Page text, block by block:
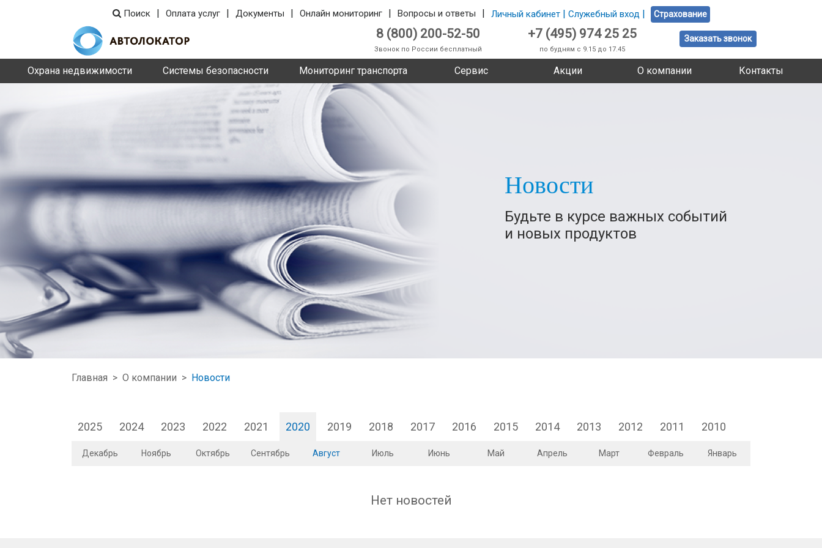
Поиск | Оплата услуг | Документы | Онлайн мониторинг | Вопросы и ответы | Личный кабинет | Служебный вход | Страхование
8 (800) 200-52-50
Звонок по России бесплатный
+7 (495) 974 25 25
по будням с 9.15 до 17.45
Заказать звонок
Охрана недвижимости Системы безопасности Мониторинг транспорта Сервис Акции О компании Контакты
Новости
Будьте в курсе важных событий
и новых продуктов
Главная > О компании > Новости
2025 2024 2023 2022 2021 2020 2019 2018 2017 2016 2015 2014 2013 2012 2011 2010
Декабрь Ноябрь Октябрь Сентябрь Август Июль Июнь Май Апрель Март Февраль Январь
Нет новостей